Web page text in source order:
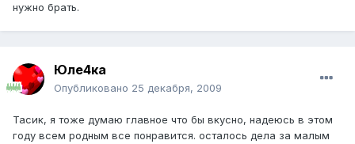
нужно брать.
Юле4ка
Опубликовано 25 декабря, 2009
Тасик, я тоже думаю главное что бы вкусно, надеюсь в этом
году всем родным все понравится. осталось дела за малым